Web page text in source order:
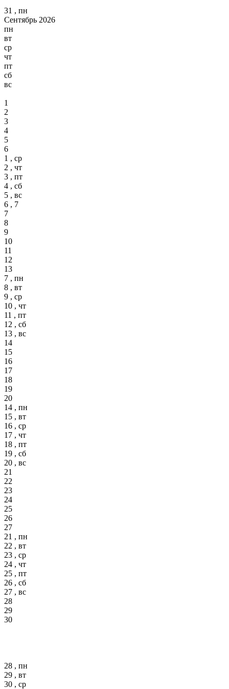
31 , пн
Сентябрь 2026
пн
вт
ср
чт
пт
сб
вс
1
2
3
4
5
6
1 , ср
2 , чт
3 , пт
4 , сб
5 , вс
6 , 7
7
8
9
10
11
12
13
7 , пн
8 , вт
9 , ср
10 , чт
11 , пт
12 , сб
13 , вс
14
15
16
17
18
19
20
14 , пн
15 , вт
16 , ср
17 , чт
18 , пт
19 , сб
20 , вс
21
22
23
24
25
26
27
21 , пн
22 , вт
23 , ср
24 , чт
25 , пт
26 , сб
27 , вс
28
29
30
28 , пн
29 , вт
30 , ср